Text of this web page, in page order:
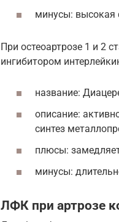
минусы: высокая
При остеоартрозе 1 и 2
ингибитором
название:
описание:
синтез
плюсы:
минусы:
ЛФК при артрозе